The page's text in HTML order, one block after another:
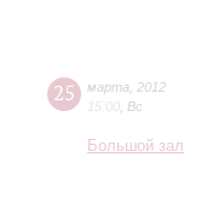
25 марта
2012
15:00 Вс
Большой зал